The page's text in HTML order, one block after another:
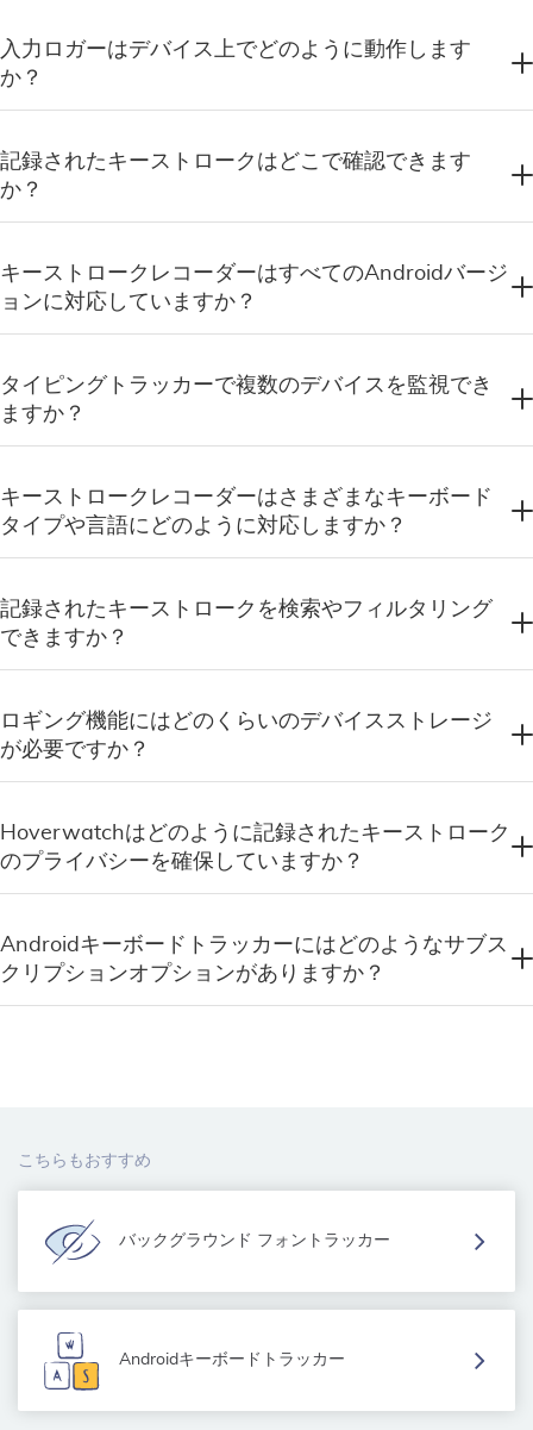
入力ロガーはデバイス上でどのように動作します
か？
記録されたキーストロークはどこで確認できます
か？
キーストロークレコーダーはすべてのAndroidバージ
ョンに対応していますか？
タイピングトラッカーで複数のデバイスを監視でき
ますか？
キーストロークレコーダーはさまざまなキーボード
タイプや言語にどのように対応しますか？
記録されたキーストロークを検索やフィルタリング
できますか？
ロギング機能にはどのくらいのデバイスストレージ
が必要ですか？
Hoverwatchはどのように記録されたキーストローク
のプライバシーを確保していますか？
Androidキーボードトラッカーにはどのようなサブス
クリプションオプションがありますか？
こちらもおすすめ
バックグラウンド フォントラッカー
Androidキーボードトラッカー